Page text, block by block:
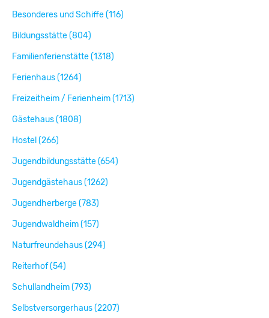
Besonderes und Schiffe (116)
Bildungsstätte (804)
Familienferienstätte (1318)
Ferienhaus (1264)
Freizeitheim / Ferienheim (1713)
Gästehaus (1808)
Hostel (266)
Jugendbildungsstätte (654)
Jugendgästehaus (1262)
Jugendherberge (783)
Jugendwaldheim (157)
Naturfreundehaus (294)
Reiterhof (54)
Schullandheim (793)
Selbstversorgerhaus (2207)